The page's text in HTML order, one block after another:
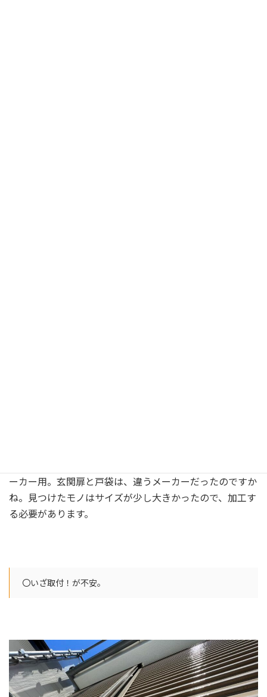
ーカー用。玄関扉と戸袋は、違うメーカーだったのですか
ね。見つけたモノはサイズが少し大きかったので、加工す
る必要があります。
〇いざ取付！が不安。